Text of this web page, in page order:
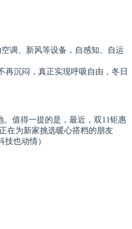
调、新风等设备，自感知、自运
沉闷，真正实现呼吸自由，冬日
值得一提的是，最近，双11钜惠
在为新家挑选暖心搭档的朋友
也动情）